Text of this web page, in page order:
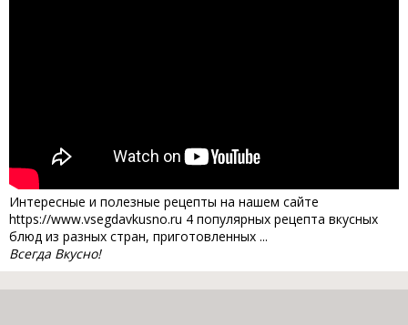
Интересные и полезные рецепты на нашем сайте
https://www.vsegdavkusno.ru 4 популярных рецепта вкусных
блюд из разных стран, приготовленных ...
Всегда Вкусно!